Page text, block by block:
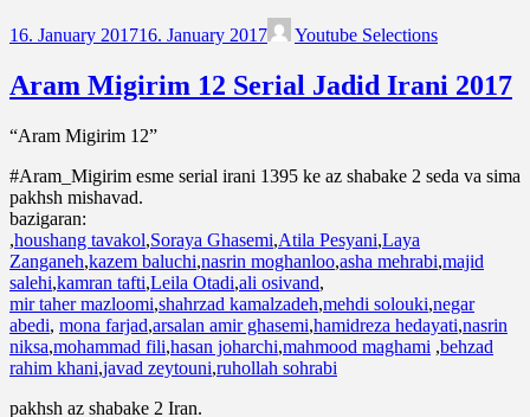
16. January 201716. January 2017 Youtube Selections
Aram Migirim 12 Serial Jadid Irani 2017
“Aram Migirim 12”
#Aram_Migirim esme serial irani 1395 ke az shabake 2 seda va sima
pakhsh mishavad.
bazigaran:
,houshang tavakol,Soraya Ghasemi,Atila Pesyani,Laya
Zanganeh,kazem baluchi,nasrin moghanloo,asha mehrabi,majid
salehi,kamran tafti,Leila Otadi,ali osivand,
mir taher mazloomi,shahrzad kamalzadeh,mehdi solouki,negar
abedi, mona farjad,arsalan amir ghasemi,hamidreza hedayati,nasrin
niksa,mohammad fili,hasan joharchi,mahmood maghami ,behzad
rahim khani,javad zeytouni,ruhollah sohrabi
pakhsh az shabake 2 Iran.